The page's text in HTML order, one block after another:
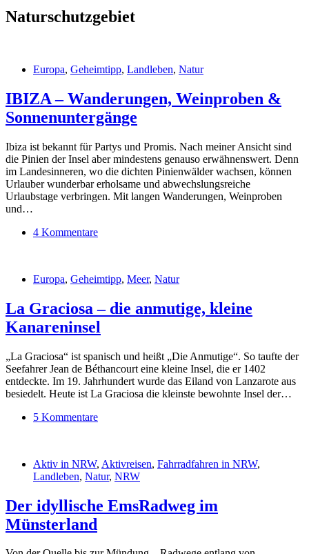
Naturschutzgebiet
Europa, Geheimtipp, Landleben, Natur
IBIZA – Wanderungen, Weinproben &
Sonnenuntergänge
Ibiza ist bekannt für Partys und Promis. Nach meiner Ansicht sind
die Pinien der Insel aber mindestens genauso erwähnenswert. Denn
im Landesinneren, wo die dichten Pinienwälder wachsen, können
Urlauber wunderbar erholsame und abwechslungsreiche
Urlaubstage verbringen. Mit langen Wanderungen, Weinproben
und…
4 Kommentare
Europa, Geheimtipp, Meer, Natur
La Graciosa – die anmutige, kleine
Kanareninsel
„La Graciosa“ ist spanisch und heißt „Die Anmutige“. So taufte der
Seefahrer Jean de Béthancourt eine kleine Insel, die er 1402
entdeckte. Im 19. Jahrhundert wurde das Eiland von Lanzarote aus
besiedelt. Heute ist La Graciosa die kleinste bewohnte Insel der…
5 Kommentare
Aktiv in NRW, Aktivreisen, Fahrradfahren in NRW,
Landleben, Natur, NRW
Der idyllische EmsRadweg im
Münsterland